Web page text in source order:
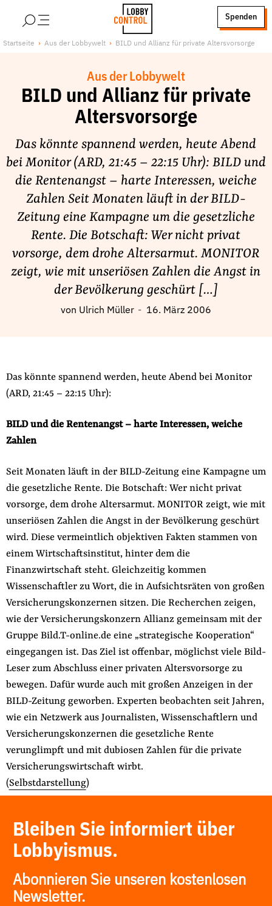
LobbyControl
Spenden
Über uns
Finanzierung
Publikationen und Material
Lobbykritische Stadtführungen
Unsere Schwerpunkte
Lobbykontrolle und Regeln
Lobbyismus und Klima
Macht der Digitalkonzerne
Spenden & Fördern
Fördermitglied werden
Jetzt Spenden
Geschenkspende
Testamentsspende
Presse
Impressum
Suche
auf
der
Website
FacebookMastodon
BlueskyInstagram
YoutubeLinkedInFeed
Startseite Aus der Lobbywelt BILD und Allianz für private Altersvorsorge
Aus der Lobbywelt
BILD und Allianz für private
Altersvorsorge
Das könnte spannend werden, heute Abend
bei Monitor (ARD, 21:45 – 22:15 Uhr): BILD und
die Rentenangst – harte Interessen, weiche
Zahlen Seit Monaten läuft in der BILD-
Zeitung eine Kampagne um die gesetzliche
Rente. Die Botschaft: Wer nicht privat
vorsorge, dem drohe Altersarmut. MONITOR
zeigt, wie mit unseriösen Zahlen die Angst in
der Bevölkerung geschürt […]
von Ulrich Müller 16. März 2006
Das könnte spannend werden, heute Abend bei Monitor
(ARD, 21:45 – 22:15 Uhr):
BILD und die Rentenangst – harte Interessen, weiche
Zahlen
Seit Monaten läuft in der BILD-Zeitung eine Kampagne um
die gesetzliche Rente. Die Botschaft: Wer nicht privat
vorsorge, dem drohe Altersarmut. MONITOR zeigt, wie mit
unseriösen Zahlen die Angst in der Bevölkerung geschürt
wird. Diese vermeintlich objektiven Fakten stammen von
einem Wirtschaftsinstitut, hinter dem die
Finanzwirtschaft steht. Gleichzeitig kommen
Wissenschaftler zu Wort, die in Aufsichtsräten von großen
Versicherungskonzernen sitzen. Die Recherchen zeigen,
wie der Versicherungskonzern Allianz gemeinsam mit der
Gruppe Bild.T-online.de eine „strategische Kooperation“
eingegangen ist. Das Ziel ist offenbar, möglichst viele Bild-
Leser zum Abschluss einer privaten Altersvorsorge zu
bewegen. Dafür wurde auch mit großen Anzeigen in der
BILD-Zeitung geworben. Experten beobachten seit Jahren,
wie ein Netzwerk aus Journalisten, Wissenschaftlern und
Versicherungskonzernen die gesetzliche Rente
verunglimpft und mit dubiosen Zahlen für die private
Versicherungswirtschaft wirbt.
(Selbstdarstellung)
Bleiben Sie informiert über
Lobbyismus.
Abonnieren Sie unseren kostenlosen
Newsletter.